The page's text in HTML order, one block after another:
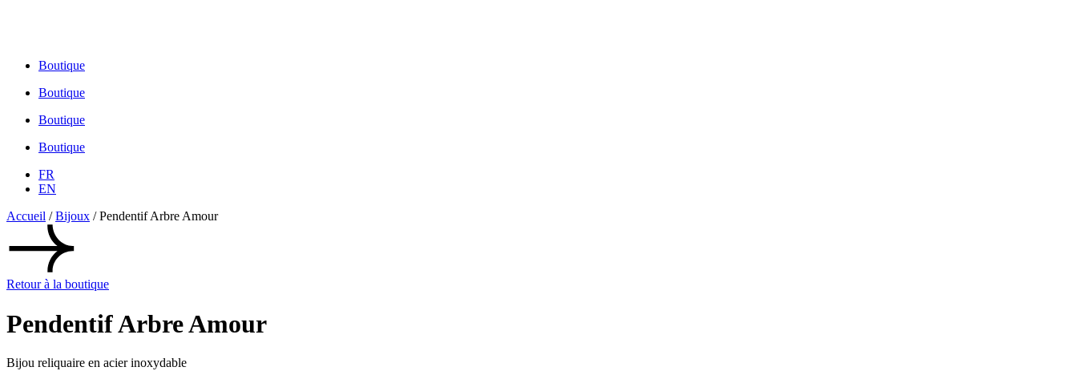
Boutique
Boutique
Boutique
Boutique
FR
EN
Accueil /Bijoux / Pendentif Arbre Amour
Retour à la boutique
Pendentif Arbre Amour
Bijou reliquaire en acier inoxydable